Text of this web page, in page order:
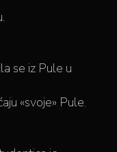
se iz Pule u
«svoje» Pule.